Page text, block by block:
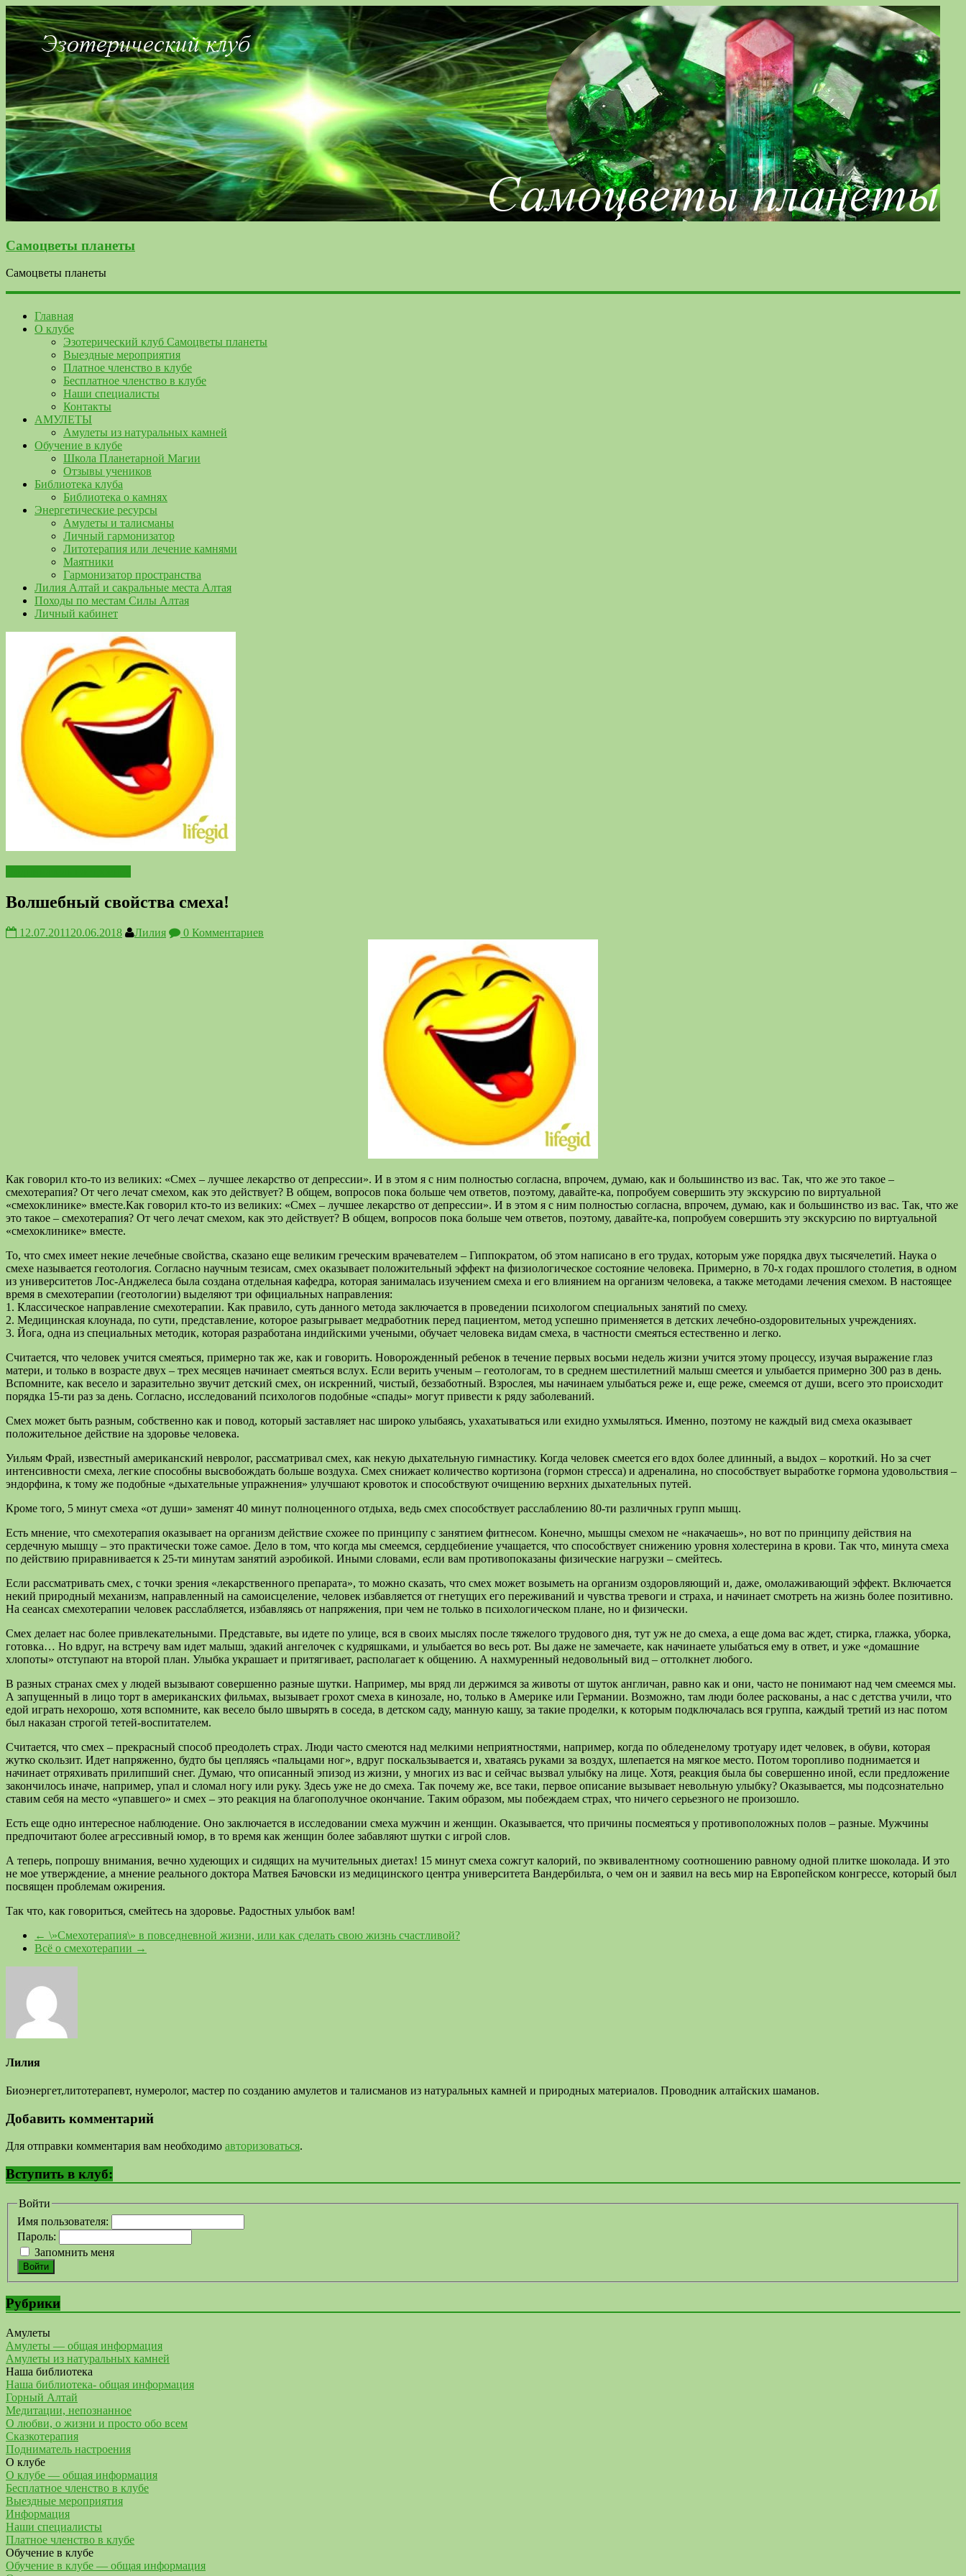
Самоцветы планеты
Самоцветы планеты
Главная
О клубе
Эзотерический клуб Самоцветы планеты
Выездные мероприятия
Платное членство в клубе
Бесплатное членство в клубе
Наши специалисты
Контакты
АМУЛЕТЫ
Амулеты из натуральных камней
Обучение в клубе
Школа Планетарной Магии
Отзывы учеников
Библиотека клуба
Библиотека о камнях
Энергетические ресурсы
Амулеты и талисманы
Личный гармонизатор
Литотерапия или лечение камнями
Маятники
Гармонизатор пространства
Лилия Алтай и сакральные места Алтая
Походы по местам Силы Алтая
Личный кабинет
Волшебный свойства смеха!
12.07.2011 20.06.2018 Лилия 0 Комментариев
Как говорил кто-то из великих: «Смех – лучшее лекарство от депрессии». И в этом я с ним полностью согласна, впрочем, думаю, как и большинство из вас. Так, что же это такое –
смехотерапия? От чего лечат смехом, как это действует? В общем, вопросов пока больше чем ответов, поэтому, давайте-ка, попробуем совершить эту экскурсию по виртуальной
«смехоклинике» вместе.Как говорил кто-то из великих: «Смех – лучшее лекарство от депрессии». И в этом я с ним полностью согласна, впрочем, думаю, как и большинство из вас. Так, что же
это такое – смехотерапия? От чего лечат смехом, как это действует? В общем, вопросов пока больше чем ответов, поэтому, давайте-ка, попробуем совершить эту экскурсию по виртуальной
«смехоклинике» вместе.
То, что смех имеет некие лечебные свойства, сказано еще великим греческим врачевателем – Гиппократом, об этом написано в его трудах, которым уже порядка двух тысячелетий. Наука о
смехе называется геотология. Согласно научным тезисам, смех оказывает положительный эффект на физиологическое состояние человека. Примерно, в 70-х годах прошлого столетия, в одном
из университетов Лос-Анджелеса была создана отдельная кафедра, которая занималась изучением смеха и его влиянием на организм человека, а также методами лечения смехом. В настоящее
время в смехотерапии (геотологии) выделяют три официальных направления:
1. Классическое направление смехотерапии. Как правило, суть данного метода заключается в проведении психологом специальных занятий по смеху.
2. Медицинская клоунада, по сути, представление, которое разыгрывает медработник перед пациентом, метод успешно применяется в детских лечебно-оздоровительных учреждениях.
3. Йога, одна из специальных методик, которая разработана индийскими учеными, обучает человека видам смеха, в частности смеяться естественно и легко.
Считается, что человек учится смеяться, примерно так же, как и говорить. Новорожденный ребенок в течение первых восьми недель жизни учится этому процессу, изучая выражение глаз
матери, и только в возрасте двух – трех месяцев начинает смеяться вслух. Если верить ученым – геотологам, то в среднем шестилетний малыш смеется и улыбается примерно 300 раз в день.
Вспомните, как весело и заразительно звучит детский смех, он искренний, чистый, беззаботный. Взрослея, мы начинаем улыбаться реже и, еще реже, смеемся от души, всего это происходит
порядка 15-ти раз за день. Согласно, исследований психологов подобные «спады» могут привести к ряду заболеваний.
Смех может быть разным, собственно как и повод, который заставляет нас широко улыбаясь, ухахатываться или ехидно ухмыляться. Именно, поэтому не каждый вид смеха оказывает
положительное действие на здоровье человека.
Уильям Фрай, известный американский невролог, рассматривал смех, как некую дыхательную гимнастику. Когда человек смеется его вдох более длинный, а выдох – короткий. Но за счет
интенсивности смеха, легкие способны высвобождать больше воздуха. Смех снижает количество кортизона (гормон стресса) и адреналина, но способствует выработке гормона удовольствия –
эндорфина, к тому же подобные «дыхательные упражнения» улучшают кровоток и способствуют очищению верхних дыхательных путей.
Кроме того, 5 минут смеха «от души» заменят 40 минут полноценного отдыха, ведь смех способствует расслаблению 80-ти различных групп мышц.
Есть мнение, что смехотерапия оказывает на организм действие схожее по принципу с занятием фитнесом. Конечно, мышцы смехом не «накачаешь», но вот по принципу действия на
сердечную мышцу – это практически тоже самое. Дело в том, что когда мы смеемся, сердцебиение учащается, что способствует снижению уровня холестерина в крови. Так что, минута смеха
по действию приравнивается к 25-ти минутам занятий аэробикой. Иными словами, если вам противопоказаны физические нагрузки – смейтесь.
Если рассматривать смех, с точки зрения «лекарственного препарата», то можно сказать, что смех может возыметь на организм оздоровляющий и, даже, омолаживающий эффект. Включается
некий природный механизм, направленный на самоисцеление, человек избавляется от гнетущих его переживаний и чувства тревоги и страха, и начинает смотреть на жизнь более позитивно.
На сеансах смехотерапии человек расслабляется, избавляясь от напряжения, при чем не только в психологическом плане, но и физически.
Смех делает нас более привлекательными. Представьте, вы идете по улице, вся в своих мыслях после тяжелого трудового дня, тут уж не до смеха, а еще дома вас ждет, стирка, глажка, уборка,
готовка… Но вдруг, на встречу вам идет малыш, эдакий ангелочек с кудряшками, и улыбается во весь рот. Вы даже не замечаете, как начинаете улыбаться ему в ответ, и уже «домашние
хлопоты» отступают на второй план. Улыбка украшает и притягивает, располагает к общению. А нахмуренный недовольный вид – оттолкнет любого.
В разных странах смех у людей вызывают совершенно разные шутки. Например, мы вряд ли держимся за животы от шуток англичан, равно как и они, часто не понимают над чем смеемся мы.
А запущенный в лицо торт в американских фильмах, вызывает грохот смеха в кинозале, но, только в Америке или Германии. Возможно, там люди более раскованы, а нас с детства учили, что
едой играть нехорошо, хотя вспомните, как весело было швырять в соседа, в детском саду, манную кашу, за такие проделки, к которым подключалась вся группа, каждый третий из нас потом
был наказан строгой тетей-воспитателем.
Считается, что смех – прекрасный способ преодолеть страх. Люди часто смеются над мелкими неприятностями, например, когда по обледенелому тротуару идет человек, в обуви, которая
жутко скользит. Идет напряженно, будто бы цепляясь «пальцами ног», вдруг поскальзывается и, хватаясь руками за воздух, шлепается на мягкое место. Потом торопливо поднимается и
начинает отряхивать прилипший снег. Думаю, что описанный эпизод из жизни, у многих из вас и сейчас вызвал улыбку на лице. Хотя, реакция была бы совершенно иной, если предложение
закончилось иначе, например, упал и сломал ногу или руку. Здесь уже не до смеха. Так почему же, все таки, первое описание вызывает невольную улыбку? Оказывается, мы подсознательно
ставим себя на место «упавшего» и смех – это реакция на благополучное окончание. Таким образом, мы побеждаем страх, что ничего серьезного не произошло.
Есть еще одно интересное наблюдение. Оно заключается в исследовании смеха мужчин и женщин. Оказывается, что причины посмеяться у противоположных полов – разные. Мужчины
предпочитают более агрессивный юмор, в то время как женщин более забавляют шутки с игрой слов.
А теперь, попрошу внимания, вечно худеющих и сидящих на мучительных диетах! 15 минут смеха сожгут калорий, по эквивалентному соотношению равному одной плитке шоколада. И это
не мое утверждение, а мнение реального доктора Матвея Бачовски из медицинского центра университета Вандербильта, о чем он и заявил на весь мир на Европейском конгрессе, который был
посвящен проблемам ожирения.
Так что, как говориться, смейтесь на здоровье. Радостных улыбок вам!
← \»Смехотерапия\» в повседневной жизни, или как сделать свою жизнь счастливой?
Всё о смехотерапии →
Лилия
Биоэнергет,литотерапевт, нумеролог, мастер по созданию амулетов и талисманов из натуральных камней и природных материалов. Проводник алтайских шаманов.
Добавить комментарий
Для отправки комментария вам необходимо авторизоваться.
Вступить в клуб:
Войти
Имя пользователя:
Пароль:
Запомнить меня
Войти
Рубрики
Амулеты
Амулеты — общая информация
Амулеты из натуральных камней
Наша библиотека
Наша библиотека- общая информация
Горный Алтай
Медитации, непознанное
О любви, о жизни и просто обо всем
Сказкотерапия
Подниматель настроения
О клубе
О клубе — общая информация
Бесплатное членство в клубе
Выездные мероприятия
Информация
Наши специалисты
Платное членство в клубе
Обучение в клубе
Обучение в клубе — общая информация